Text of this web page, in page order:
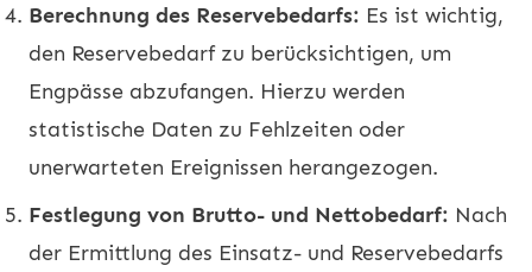
Berechnung des Reservebedarfs: Es ist wichtig,
den Reservebedarf zu berücksichtigen, um
Engpässe abzufangen. Hierzu werden
statistische Daten zu Fehlzeiten oder
unerwarteten Ereignissen herangezogen.
Festlegung von Brutto- und Nettobedarf: Nach
der Ermittlung des Einsatz- und Reservebedarfs